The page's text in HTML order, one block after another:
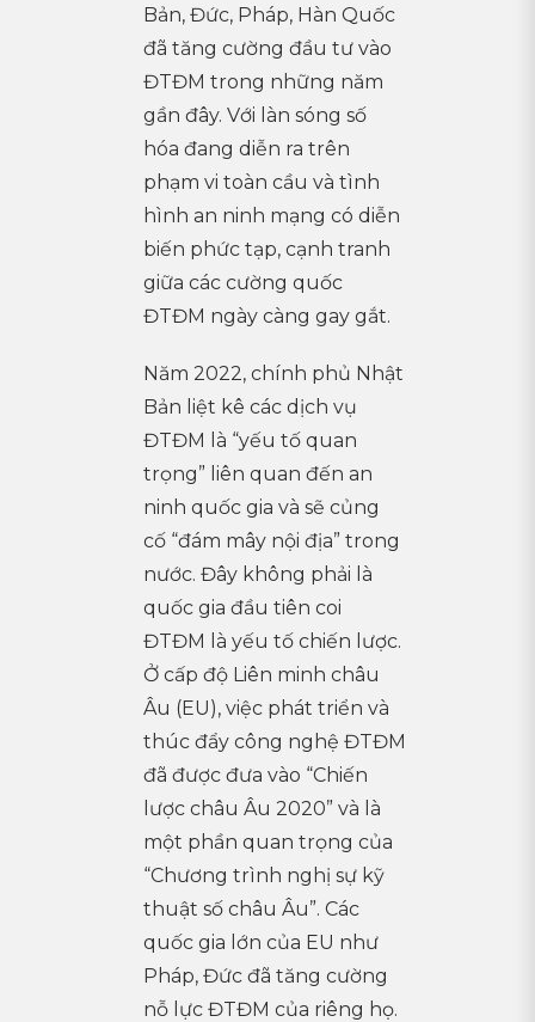
Bản, Đức, Pháp, Hàn Quốc
đã tăng cường đầu tư vào
ĐTĐM trong những năm
gần đây. Với làn sóng số
hóa đang diễn ra trên
phạm vi toàn cầu và tình
hình an ninh mạng có diễn
biến phức tạp, cạnh tranh
giữa các cường quốc
ĐTĐM ngày càng gay gắt.
Năm 2022, chính phủ Nhật
Bản liệt kê các dịch vụ
ĐTĐM là “yếu tố quan
trọng” liên quan đến an
ninh quốc gia và sẽ củng
cố “đám mây nội địa” trong
nước. Đây không phải là
quốc gia đầu tiên coi
ĐTĐM là yếu tố chiến lược.
Ở cấp độ Liên minh châu
Âu (EU), việc phát triển và
thúc đẩy công nghệ ĐTĐM
đã được đưa vào “Chiến
lược châu Âu 2020” và là
một phần quan trọng của
“Chương trình nghị sự kỹ
thuật số châu Âu”. Các
quốc gia lớn của EU như
Pháp, Đức đã tăng cường
nỗ lực ĐTĐM của riêng họ.